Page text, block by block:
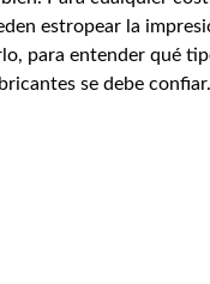
estropear la
para entender qué
se debe confiar.